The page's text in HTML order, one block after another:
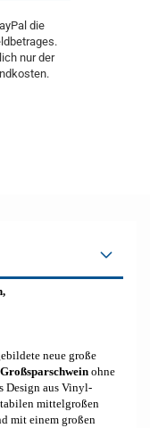
neue große
ohne
Design aus Vinyl-
mittelgroßen
mit einem großen